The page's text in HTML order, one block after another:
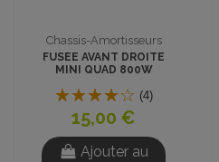
Chassis-Amortisseurs
FUSEE AVANT DROITE
MINI QUAD 800W
(4)
15,00 €
Ajouter au